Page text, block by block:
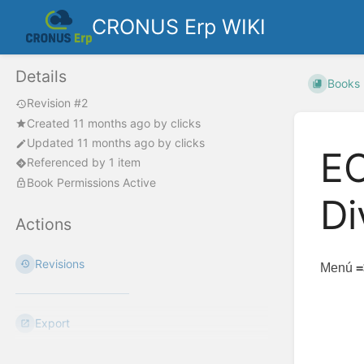
CRONUS Erp WIKI
Details
Revision #2
Created 11 months ago by clicks
Updated 11 months ago by clicks
Referenced by 1 item
Book Permissions Active
Actions
Revisions
Export
Books
Menú